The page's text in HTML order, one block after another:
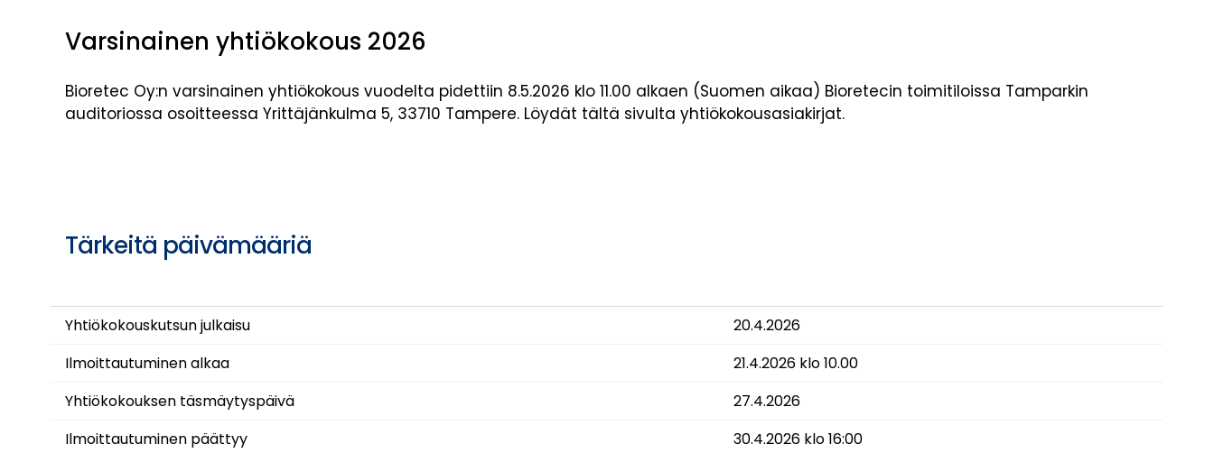
Varsinainen yhtiökokous 2026
Bioretec Oy:n varsinainen yhtiökokous vuodelta pidettiin 8.5.2026 klo 11.00 alkaen (Suomen aikaa) Bioretecin toimitiloissa Tamparkin
auditoriossa osoitteessa Yrittäjänkulma 5, 33710 Tampere. Löydät tältä sivulta yhtiökokousasiakirjat.
Tärkeitä päivämääriä
Yhtiökokouskutsun julkaisu
20.4.2026
Ilmoittautuminen alkaa
21.4.2026 klo 10.00
Yhtiökokouksen täsmäytyspäivä
27.4.2026
Ilmoittautuminen päättyy
30.4.2026 klo 16:00